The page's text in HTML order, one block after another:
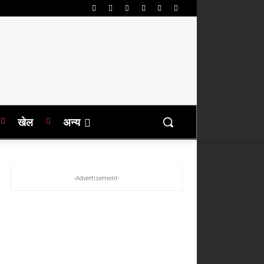
खेल अन्य
-Advertisement-